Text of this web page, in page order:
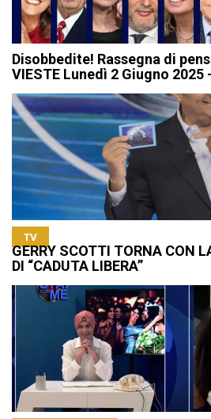
Disobbedite! Rassegna di
VIESTE Lunedì 2 Giugno 2025
TV
GERRY SCOTTI TORNA CON
DI “CADUTA LIBERA”